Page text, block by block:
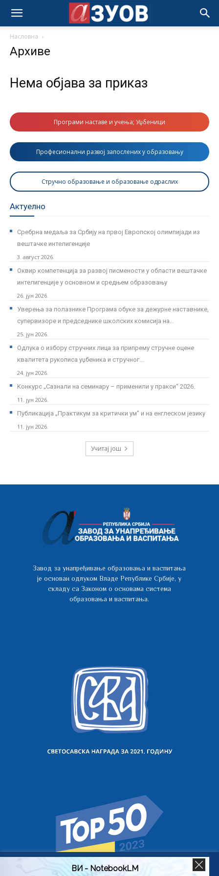
Насловна
Архиве
Нема објава за приказ
Програми наставе и учења; Уџбеници
Професионални развој запослених у образовању
Стручно образовање и образовање одраслих
Актуелно
Сребрна медаља за Србију на првој Европској олимпијади из
вештачке интелигенције
3. август 2026.
Оквир компетенција за развој писмености у области вештачке
интелигенције у основном и средњем образовању
26. јун 2026.
Уверења за полазнике Програмa обуке за дежурне наставнике,
супервизоре и председнике школских комисија на...
25. јун 2026.
Одлука о избору стручних лица за припрему стручне оцене
квалитета рукописа уџбеника и стручног...
24. јун 2026.
Kонкурс „Сазнали на семинару – применили у пракси“ 2026.
11. јун 2026.
Публикација „Практикум за критички ум” и на енглеском језику
11. јун 2026.
Учитај још
Завод за унапређивање образовања и васпитања
је основан одлуком Владе Републике Србије, у
складу са Законом о основама система
образовања и васпитања.
Користимо колачиће на овој веб страници да бисмо вам
ВИ - NotebookLM